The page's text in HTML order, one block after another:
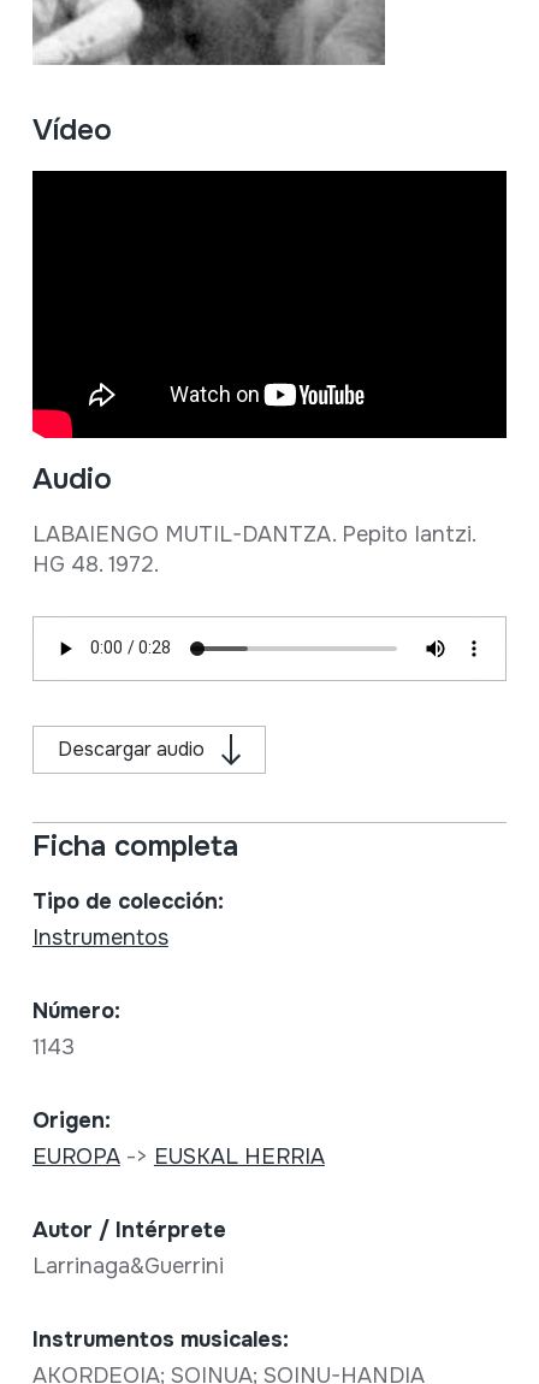
Vídeo
Audio
LABAIENGO MUTIL-DANTZA. Pepito Iantzi.
HG 48. 1972.
Descargar audio
Ficha completa
Tipo de colección:
Instrumentos
Número:
1143
Origen:
EUROPA-> EUSKAL HERRIA
Autor / Intérprete
Larrinaga&Guerrini
Instrumentos musicales:
AKORDEOIA; SOINUA; SOINU-HANDIA